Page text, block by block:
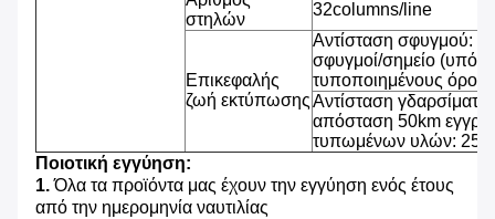
στηλών
32columns/line
Επικεφαλής
ζωή εκτύπωσης
Αντίσταση σφυγμού:
σφυγμοί/σημείο (υπό
τυποποιημένους
Αντίσταση
απόσταση 50km
τυπωμένων υλών: 25%
Ποιοτική εγγύηση:
1.Όλα τα προϊόντα μας έχουν την εγγύηση ενός έτους
από την ημερομηνία ναυτιλίας